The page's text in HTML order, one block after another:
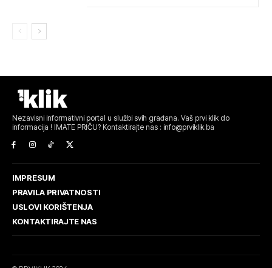
Nezavisni informativni portal u službi svih građana. Vaš prvi klik do
informacija ! IMATE PRIČU? Kontaktirajte nas : info@prviklik.ba
IMPRESUM
PRAVILA PRIVATNOSTI
USLOVI KORIŠTENJA
KONTAKTIRAJTE NAS